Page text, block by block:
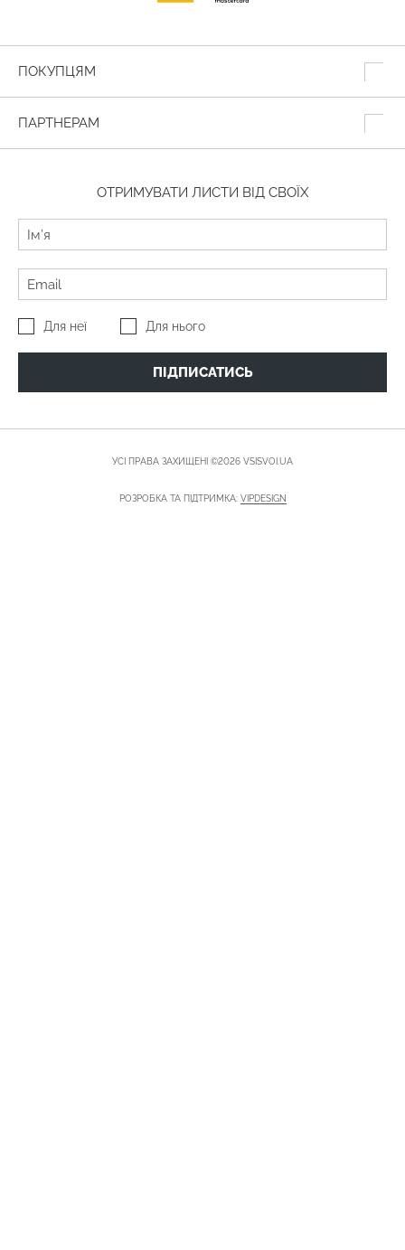
ПОКУПЦЯМ
ПАРТНЕРАМ
ОТРИМУВАТИ ЛИСТИ ВІД СВОЇХ
Для неї Для нього
ПІДПИСАТИСЬ
УСІ ПРАВА ЗАХИЩЕНІ ©2026 VSISVOI.UA
РОЗРОБКА ТА ПІДТРИМКА: VIPDESIGN